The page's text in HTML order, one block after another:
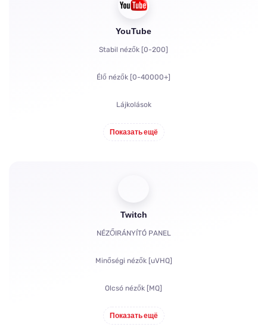
YouTube
Stabil nézők [0-200]
Élő nézők [0-40000+]
Lájkolások
Megtekintések
Megosztások
Показать ещё
Twitch
NÉZŐIRÁNYÍTÓ PANEL
Minőségi nézők [uVHQ]
Olcsó nézők [MQ]
Megtekintések
Показать ещё